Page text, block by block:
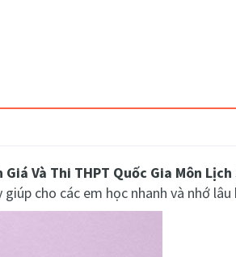
Và Thi THPT Quốc Gia Môn Lịch
cho các em học nhanh và nhớ